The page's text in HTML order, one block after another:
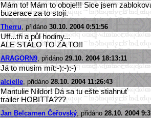
Mám to! Mám to oboje!!! Sice jsem
buzerace za to stojí.
Therru , přidáno 30.10. 2004 0:51:56
Uff...tři a půl hodiny...
ALE STÁLO TO ZA TO!!
ARAGORN9, přidáno 29.10. 2004 18:13:11
Já to musim mít:-):-):-)
alcielle, přidáno 28.10. 2004 11:26:43
Mantulie Nildor! Dá sa tu ešte stiahnuť
trailer HOBITTA???
Jan Belcarnen Čeřovský, přidáno 28.10. 2004